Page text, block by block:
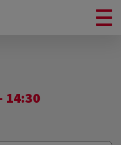
14:30